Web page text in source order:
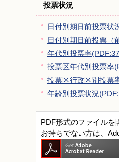
投票状況
日付別期日前投票状
日付別期日前投票（
年代別投票率
投票区年代別投票率
投票区行政区別投票
年齢別投票状況
PDF形式のファイルを
お持ちでない方は、